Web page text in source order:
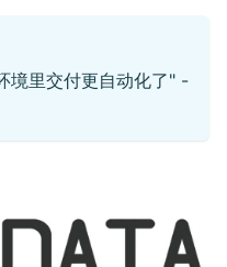
境里交付更自动化了" -